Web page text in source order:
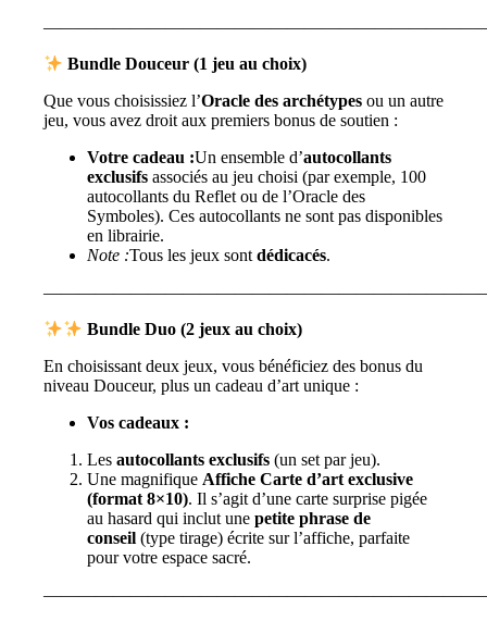
Bundle Douceur (1 jeu au choix)
Que vous choisissiez l’Oracle des archétypes ou un autre
jeu, vous avez droit aux premiers bonus de soutien :
Votre cadeau :Un ensemble d’autocollants
exclusifs associés au jeu choisi (par exemple, 100
autocollants du Reflet ou de l’Oracle des
Symboles). Ces autocollants ne sont pas disponibles
en librairie.
Note :Tous les jeux sont dédicacés.
Bundle Duo (2 jeux au choix)
En choisissant deux jeux, vous bénéficiez des bonus du
niveau Douceur, plus un cadeau d’art unique :
Vos cadeaux :
Les autocollants exclusifs (un set par jeu).
Une magnifique Affiche Carte d’art exclusive
(format 8×10). Il s’agit d’une carte surprise pigée
au hasard qui inclut une petite phrase de
conseil (type tirage) écrite sur l’affiche, parfaite
pour votre espace sacré.